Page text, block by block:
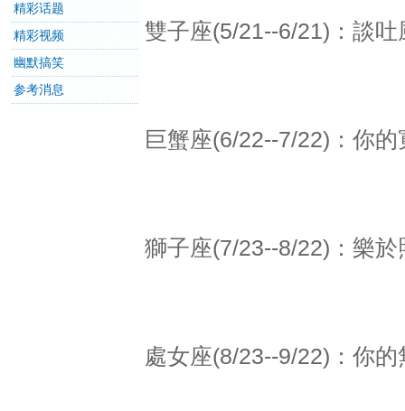
精彩话题
精彩视频
幽默搞笑
参考消息
雙子座(5/21--6/21)：談
巨蟹座(6/22--7/22)：你
獅子座(7/23--8/22)：樂
處女座(8/23--9/22)：你